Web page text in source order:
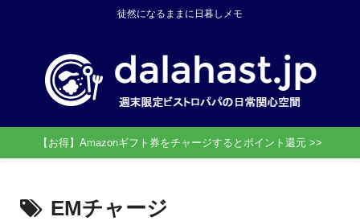
徒然になるままに日暮しメモ
【お得】Amazonギフト券をチャージするとポイント還元 >>
EMチャージ